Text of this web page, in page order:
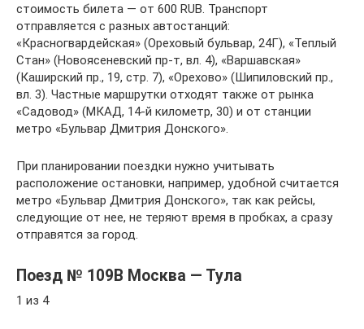
стоимость билета — от 600 RUB. Транспорт
отправляется с разных автостанций:
«Красногвардейская» (Ореховый бульвар, 24Г), «Теплый
Стан» (Новоясеневский пр-т, вл. 4), «Варшавская»
(Каширский пр., 19, стр. 7), «Орехово» (Шипиловский пр.,
вл. 3). Частные маршрутки отходят также от рынка
«Садовод» (МКАД, 14-й километр, 30) и от станции
метро «Бульвар Дмитрия Донского».
При планировании поездки нужно учитывать
расположение остановки, например, удобной считается
метро «Бульвар Дмитрия Донского», так как рейсы,
следующие от нее, не теряют время в пробках, а сразу
отправятся за город.
Поезд № 109В Москва — Тула
1 из 4